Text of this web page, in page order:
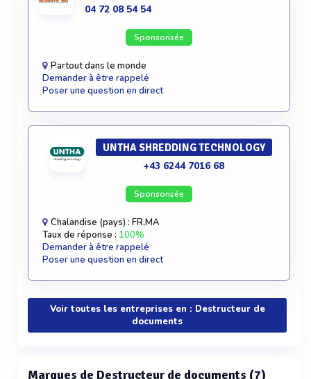
04 72 08 54 54
Sponsorisée
Partout dans le monde
Demander à être rappelé
Poser une question en direct
UNTHA SHREDDING TECHNOLOGY
+43 6244 7016 68
Sponsorisée
Chalandise (pays) : FR,MA
Taux de réponse : 100%
Demander à être rappelé
Poser une question en direct
Voir toutes les entreprises en : Destructeur de
documents
Marques de Destructeur de documents (7)